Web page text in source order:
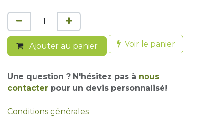
Ajouter au panier Voir le panier
Une question ? N'hésitez pas à nous
contacter pour un devis personnalisé!
Conditions générales